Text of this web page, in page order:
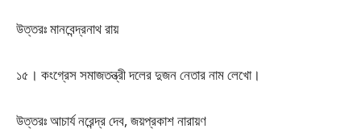
উত্তরঃ মানবেন্দ্রনাথ রায়
১৫। কংগ্রেস সমাজতন্ত্রী দলের দুজন নেতার নাম লেখো।
উত্তরঃ আচার্য নরেন্দ্র দেব, জয়প্রকাশ নারায়ণ